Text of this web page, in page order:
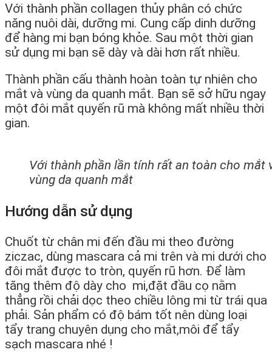
Với thành phần collagen thủy phân có chức
năng nuôi dài, dưỡng mi. Cung cấp dinh dưỡng
để hàng mi bạn bóng khỏe. Sau một thời gian
sử dụng mi bạn sẽ dày và dài hơn rất nhiều.
Thành phần cấu thành hoàn toàn tự nhiên cho
mắt và vùng da quanh mắt. Bạn sẽ sở hữu ngay
một đôi mắt quyến rũ mà không mất nhiều thời
gian.
Với thành phần lần tính rất an toàn cho mắt
vùng da quanh mắt
Hướng dẫn sử dụng
Chuốt từ chân mi đến đầu mi theo đường
ziczac, dùng mascara cả mi trên và mi dưới cho
đôi mắt được to tròn, quyến rũ hơn. Để làm
tăng thêm độ dày cho mi,đặt đầu cọ nằm
thẳng rồi chải dọc theo chiều lông mi từ trái qua
phải. Sản phẩm có độ bám tốt nên dùng loại
tẩy trang chuyên dụng cho mắt,môi để tẩy
sạch mascara nhé !